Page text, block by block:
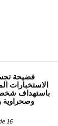
فضيحة
الاستخبارات
باستهداف
وصحراوية
16 de يوليو de 2026